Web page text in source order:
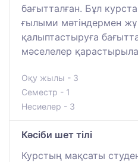
бағытталған. Бұл
ғылыми мәтіндермен
қалыптастыруға
мәселелер
Оқу жылы - 3
Семестр - 1
Несиелер - 3
Кәсіби шет тілі
Курстың мақсаты